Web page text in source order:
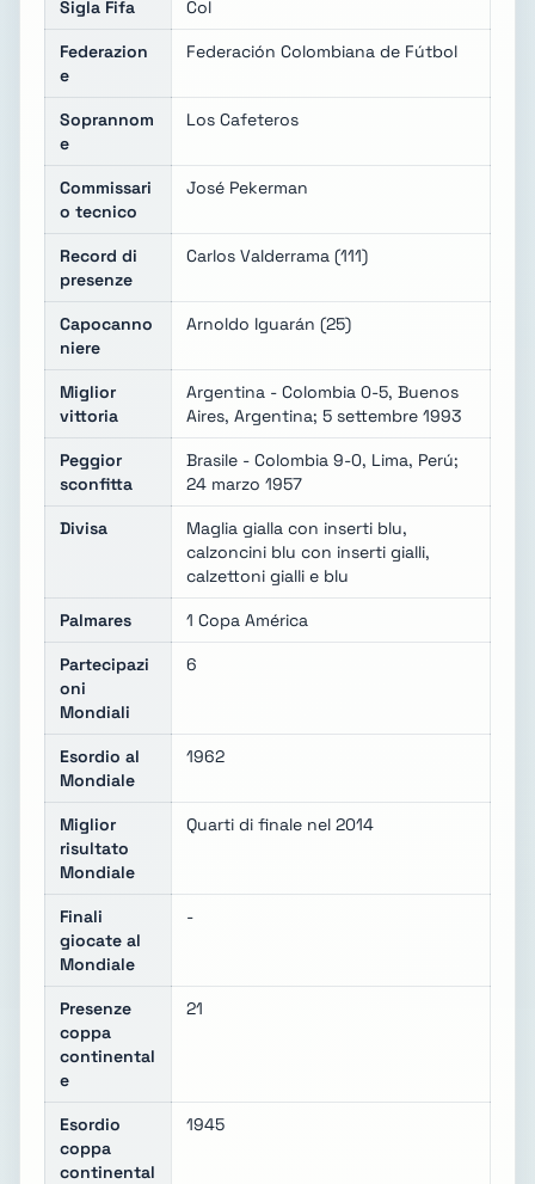
Sigla Fifa Col
Federazion
e
Federación Colombiana de Fútbol
Soprannom
e
Los Cafeteros
Commissari
o tecnico
José Pekerman
Record di
presenze
Carlos Valderrama (111)
Capocanno
niere
Arnoldo Iguarán (25)
Miglior
vittoria
Argentina - Colombia 0-5, Buenos
Aires, Argentina; 5 settembre 1993
Peggior
sconfitta
Brasile - Colombia 9-0, Lima, Perú;
24 marzo 1957
Divisa
Maglia gialla con inserti blu,
calzoncini blu con inserti gialli,
calzettoni gialli e blu
Palmares 1 Copa América
Partecipazi
oni
Mondiali
6
Esordio al
Mondiale
1962
Miglior
risultato
Mondiale
Quarti di finale nel 2014
Finali
giocate al
Mondiale
-
Presenze
coppa
continental
e
21
Esordio
coppa
continental
1945